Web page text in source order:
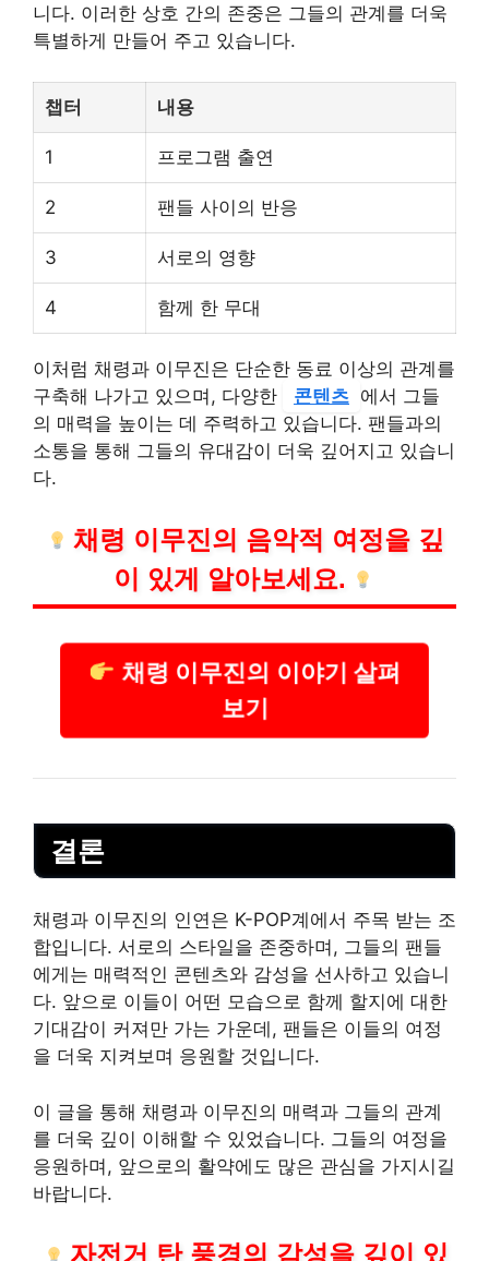
니다. 이러한 상호 간의 존중은 그들의 관계를 더욱
특별하게 만들어 주고 있습니다.
챕터 내용
1 프로그램 출연
2 팬들 사이의 반응
3 서로의 영향
4 함께 한 무대
이처럼 채령과 이무진은 단순한 동료 이상의 관계를
구축해 나가고 있으며, 다양한
콘텐츠 에서 그들
의 매력을 높이는 데 주력하고 있습니다. 팬들과의
소통을 통해 그들의 유대감이 더욱 깊어지고 있습니
다.
채령 이무진의 음악적 여정을 깊
이 있게 알아보세요.
채령 이무진의 이야기 살펴
보기
결론
채령과 이무진의 인연은 K-POP계에서 주목 받는 조
합입니다. 서로의 스타일을 존중하며, 그들의 팬들
에게는 매력적인 콘텐츠와 감성을 선사하고 있습니
다. 앞으로 이들이 어떤 모습으로 함께 할지에 대한
기대감이 커져만 가는 가운데, 팬들은 이들의 여정
을 더욱 지켜보며 응원할 것입니다.
이 글을 통해 채령과 이무진의 매력과 그들의 관계
를 더욱 깊이 이해할 수 있었습니다. 그들의 여정을
응원하며, 앞으로의 활약에도 많은 관심을 가지시길
바랍니다.
자전거 탄 풍경의 감성을 깊이 있